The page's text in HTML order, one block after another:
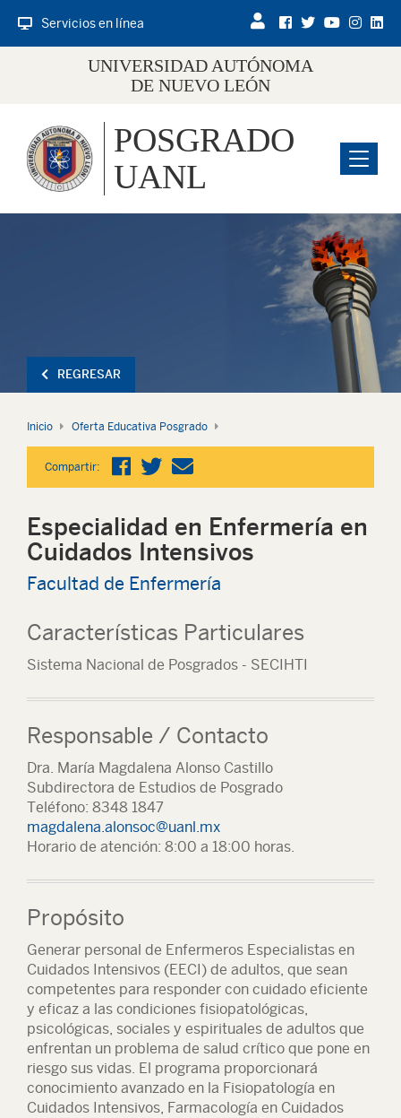
Servicios en línea
UNIVERSIDAD AUTÓNOMA
DE NUEVO LEÓN
Menu
POSGRADO
UANL
REGRESAR
Inicio Oferta Educativa Posgrado
Compartir:
Especialidad en Enfermería en
Cuidados Intensivos
Facultad de Enfermería
Características Particulares
Sistema Nacional de Posgrados - SECIHTI
Responsable / Contacto
Dra. María Magdalena Alonso Castillo
Subdirectora de Estudios de Posgrado
Teléfono: 8348 1847
magdalena.alonsoc@uanl.mx
Horario de atención: 8:00 a 18:00 horas.
Propósito
Generar personal de Enfermeros Especialistas en
Cuidados Intensivos (EECI) de adultos, que sean
competentes para responder con cuidado eficiente
y eficaz a las condiciones fisiopatológicas,
psicológicas, sociales y espirituales de adultos que
enfrentan un problema de salud crítico que pone en
riesgo sus vidas. El programa proporcionará
conocimiento avanzado en la Fisiopatología en
Cuidados Intensivos, Farmacología en Cuidados